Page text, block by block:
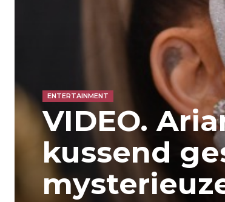
ENTERTAINMENT
VIDEO.
kussend